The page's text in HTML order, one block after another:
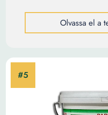
Olvassa el a